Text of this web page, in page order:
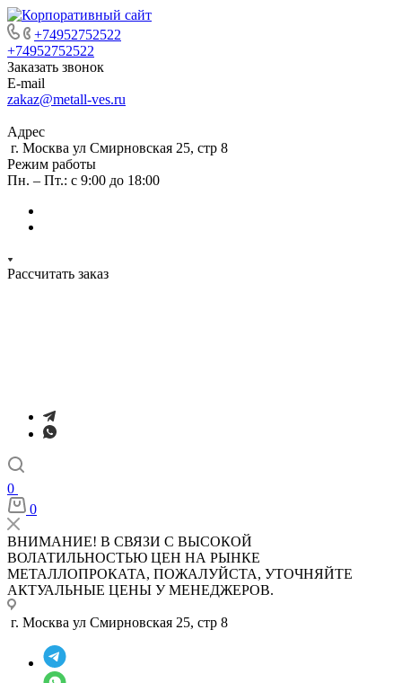
+74952752522
+74952752522
Заказать звонок
E-mail
zakaz@metall-ves.ru
Адрес
г. Москва ул Смирновская 25, стр 8
Режим работы
Пн. – Пт.: с 9:00 до 18:00
Рассчитать заказ
0
0
ВНИМАНИЕ! В СВЯЗИ С ВЫСОКОЙ
ВОЛАТИЛЬНОСТЬЮ ЦЕН НА РЫНКЕ
МЕТАЛЛОПРОКАТА, ПОЖАЛУЙСТА, УТОЧНЯЙТЕ
АКТУАЛЬНЫЕ ЦЕНЫ У МЕНЕДЖЕРОВ.
г. Москва ул Смирновская 25, стр 8